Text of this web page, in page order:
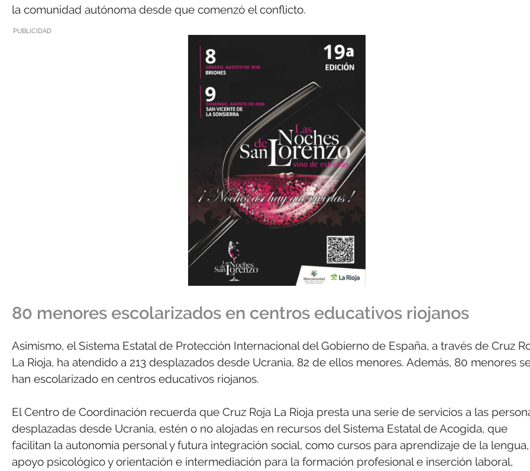
la comunidad autónoma desde que comenzó el conflicto.
PUBLICIDAD
80 menores escolarizados en centros educativos riojanos
Asimismo, el Sistema Estatal de Protección Internacional del Gobierno de España, a través de Cruz
La Rioja, ha atendido a 213 desplazados desde Ucrania, 82 de ellos menores. Además, 80 menores
han escolarizado en centros educativos riojanos.
El Centro de Coordinación recuerda que Cruz Roja La Rioja presta una serie de servicios a las
desplazadas desde Ucrania, estén o no alojadas en recursos del Sistema Estatal de Acogida, que
facilitan la autonomía personal y futura integración social, como cursos para aprendizaje de la lengua,
apoyo psicológico y orientación e intermediación para la formación profesional e inserción laboral,